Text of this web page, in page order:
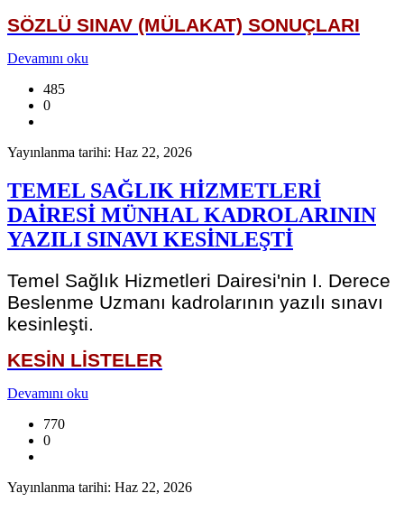
SÖZLÜ SINAV (MÜLAKAT) SONUÇLARI
Devamını oku
485
0
Yayınlanma tarihi: Haz 22, 2026
TEMEL SAĞLIK HİZMETLERİ
DAİRESİ MÜNHAL KADROLARININ
YAZILI SINAVI KESİNLEŞTİ
Temel Sağlık Hizmetleri Dairesi'nin I. Derece
Beslenme Uzmanı kadrolarının yazılı sınavı
kesinleşti.
KESİN LİSTELER
Devamını oku
770
0
Yayınlanma tarihi: Haz 22, 2026